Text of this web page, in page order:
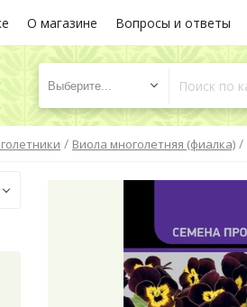
О магазине Вопросы и ответы
Выберите...
/ Виола многолетняя (фиалка) /